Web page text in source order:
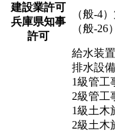
建設業許可
兵庫県知事
許可
（般-4
（般-
給水装
排水設
1級管
2級管
1級土
2級土